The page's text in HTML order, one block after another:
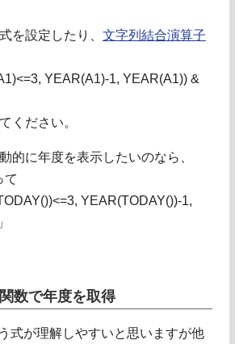
を設定したり、 文字列結合演算子
YEAR(A1)-1, YEAR(A1)) &
ください。
的に年度を表示したいのなら、
て
YEAR(TODAY())-1,
数で年度を取得
式が理解しやすいと思いますが他